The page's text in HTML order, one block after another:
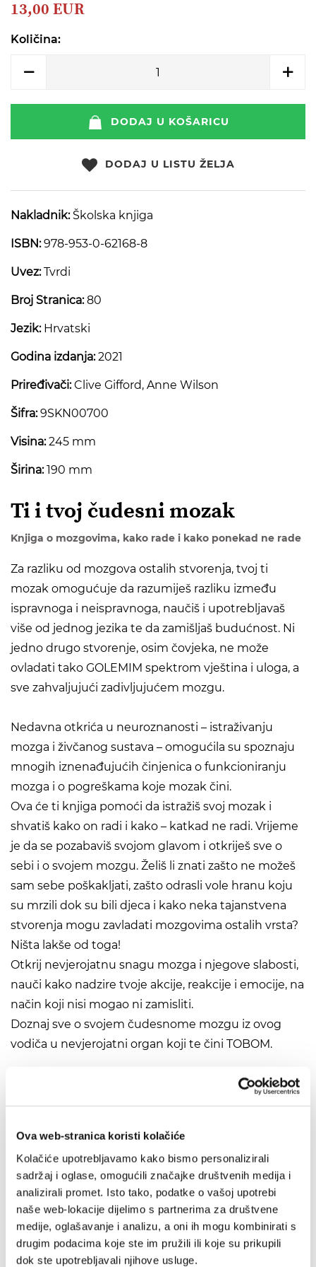
Ova web-stranica koristi kolačiće
Kolačiće upotrebljavamo kako bismo personalizirali
sadržaj i oglase, omogućili značajke društvenih medija i
analizirali promet. Isto tako, podatke o vašoj upotrebi
naše web-lokacije dijelimo s partnerima za društvene
medije, oglašavanje i analizu, a oni ih mogu kombinirati s
drugim podacima koje ste im pružili ili koje su prikupili
dok ste upotrebljavali njihove usluge.
of
images
13,00 EUR
Količina:
DODAJ U KOŠARICU
DODAJ U LISTU ŽELJA
Nakladnik: Školska knjiga
ISBN:978-953-0-62168-8
Uvez:Tvrdi
Broj Stranica:80
Jezik:Hrvatski
Godina izdanja:2021
Priređivači:Clive Gifford, Anne Wilson
Šifra:9SKN00700
Visina:245 mm
Širina:190 mm
Ti i tvoj čudesni mozak
Knjiga o mozgovima, kako rade i kako ponekad ne rade
Za razliku od mozgova ostalih stvorenja, tvoj ti
mozak omogućuje da razumiješ razliku između
ispravnoga i neispravnoga, naučiš i upotrebljavaš
više od jednog jezika te da zamišljaš budućnost. Ni
jedno drugo stvorenje, osim čovjeka, ne može
ovladati tako GOLEMIM spektrom vještina i uloga, a
sve zahvaljujući zadivljujućem mozgu.
Nedavna otkrića u neuroznanosti – istraživanju
mozga i živčanog sustava – omogućila su spoznaju
mnogih iznenađujućih činjenica o funkcioniranju
mozga i o pogreškama koje mozak čini.
Ova će ti knjiga pomoći da istražiš svoj mozak i
shvatiš kako on radi i kako – katkad ne radi. Vrijeme
je da se pozabaviš svojom glavom i otkriješ sve o
sebi i o svojem mozgu. Želiš li znati zašto ne možeš
sam sebe poškakljati, zašto odrasli vole hranu koju
su mrzili dok su bili djeca i kako neka tajanstvena
stvorenja mogu zavladati mozgovima ostalih vrsta?
Ništa lakše od toga!
Otkrij nevjerojatnu snagu mozga i njegove slabosti,
nauči kako nadzire tvoje akcije, reakcije i emocije, na
način koji nisi mogao ni zamisliti.
Doznaj sve o svojem čudesnome mozgu iz ovog
vodiča u nevjerojatni organ koji te čini TOBOM.
IZ SLIČNOG PODRUČJA
OD ISTOG NAKLADNIKA